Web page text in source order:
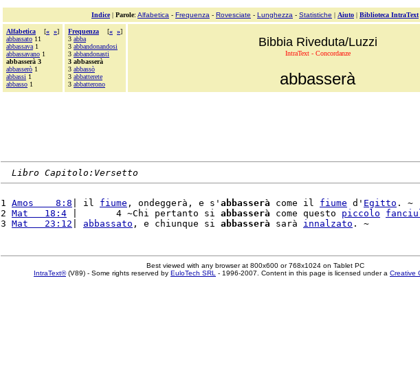
Indice| Parole: Alfabetica - Frequenza - Rovesciate - Lunghezza - Statistiche | Aiuto | Biblioteca IntraText
Alfabetica [« »]
abbassato 11
abbassava 1
abbassavano 1
abbasserà 3
abbasserò 1
abbassi 1
abbasso 1
Frequenza [« »]
3 abba
3 abbandonandosi
3 abbandonasti
3 abbasserà
3 abbassò
3 abbatterete
3 abbatterono
Bibbia Riveduta/Luzzi
IntraText - Concordanze
abbasserà
Libro Capitolo:Versetto
1 Amos    8:8 | il fiume , ondeggerà, e s' abbasserà come il fiume d' Egitto . ~
2 Mat   18:4 |       4 ~Chi pertanto si abbasserà come questo piccolo
3 Mat   23:12 abbassato , e chiunque si abbasserà sarà innalzato
Best viewed with any browser at 800x600 or 768x1024 on Tablet PC
IntraText®(V89) - Some rights reserved by EuloTech SRL - 1996-2007. Content in this page is licensed under a Creative